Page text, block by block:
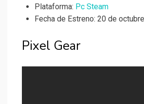
Plataforma: Pc Steam
Fecha de Estreno: 20 de octubre
Pixel Gear